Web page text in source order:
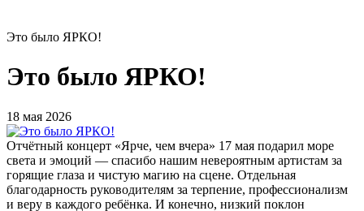
Это было ЯРКО!
Это было ЯРКО!
18 мая 2026
Отчётный концерт «Ярче, чем вчера» 17 мая подарил море
света и эмоций — спасибо нашим невероятным артистам за
горящие глаза и чистую магию на сцене. Отдельная
благодарность руководителям за терпение, профессионализм
и веру в каждого ребёнка. И конечно, низкий поклон